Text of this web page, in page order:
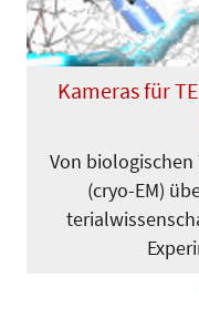
Kameras für
Von
(cryo-EM)
Previous